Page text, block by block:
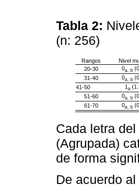
Tabla 2:
(n: 256)
Rangos Nivel
20-30
0a, b
31-40 0a, b
41-50
1a
51-60
0a, b
61-70
0a, b
Cada letra
(Agrupada)
de forma
De acuerdo